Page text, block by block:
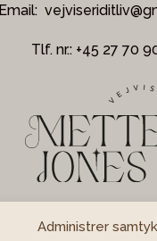
Administrer
Email:
Tlf. nr.: +45 27 70